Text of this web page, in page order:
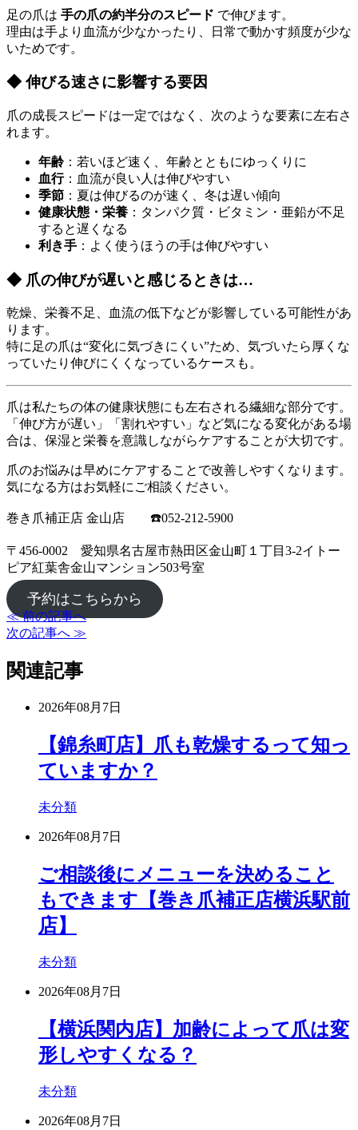
足の爪は 手の爪の約半分のスピード で伸びます。
理由は手より血流が少なかったり、日常で動かす頻度が少な
いためです。
◆ 伸びる速さに影響する要因
爪の成長スピードは一定ではなく、次のような要素に左右さ
れます。
年齢 ：若いほど速く、年齢とともにゆっくりに
血行：血流が良い人は伸びやすい
季節 ：夏は伸びるのが速く、冬は遅い傾向
健康状態・栄養 ：タンパク質・ビタミン・亜鉛が不足
すると遅くなる
利き手 ：よく使うほうの手は伸びやすい
◆ 爪の伸びが遅いと感じるときは…
乾燥、栄養不足、血流の低下などが影響している可能性があ
ります。
特に足の爪は“変化に気づきにくい”ため、気づいたら厚くな
っていたり伸びにくくなっているケースも。
爪は私たちの体の健康状態にも左右される繊細な部分です。
「伸び方が遅い」「割れやすい」など気になる変化がある場
合は、保湿と栄養を意識しながらケアすることが大切です。
爪のお悩みは早めにケアすることで改善しやすくなります。
気になる方はお気軽にご相談ください。
巻き爪補正店 金山店 ☎️052-212-5900
〒456-0002 愛知県名古屋市熱田区金山町１丁目3-2イトー
ピア紅葉舎金山マンション503号室
予約はこちらから
≪ 前の記事へ
次の記事へ ≫
関連記事
2026年08月7日
【錦糸町店】爪も乾燥するって知っ
ていますか？
未分類
2026年08月7日
ご相談後にメニューを決めること
もできます【巻き爪補正店横浜駅前
店】
未分類
2026年08月7日
【横浜関内店】加齢によって爪は変
形しやすくなる？
未分類
2026年08月7日